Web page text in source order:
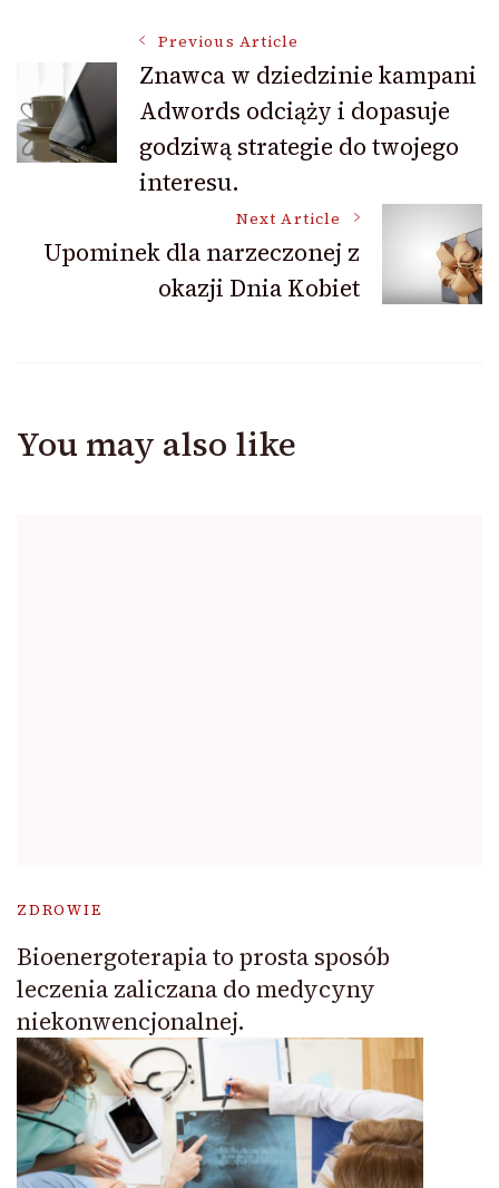
Post
Navigation
Previous Article
Znawca w dziedzinie kampani
Adwords odciąży i dopasuje
godziwą strategie do twojego
interesu.
Next Article
Upominek dla narzeczonej z
okazji Dnia Kobiet
You may also like
ZDROWIE
Bioenergoterapia to prosta sposób
leczenia zaliczana do medycyny
niekonwencjonalnej.